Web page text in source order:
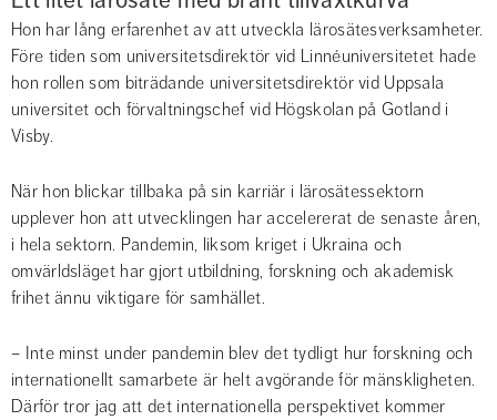
Hon har lång erfarenhet av att utveckla lärosätesverksamheter.
Före tiden som universitetsdirektör vid Linnéuniversitetet hade
hon rollen som biträdande universitetsdirektör vid Uppsala
universitet och förvaltningschef vid Högskolan på Gotland i
Visby.
När hon blickar tillbaka på sin karriär i lärosätessektorn
upplever hon att utvecklingen har accelererat de senaste åren,
i hela sektorn. Pandemin, liksom kriget i Ukraina och
omvärldsläget har gjort utbildning, forskning och akademisk
frihet ännu viktigare för samhället.
– Inte minst under pandemin blev det tydligt hur forskning och
internationellt samarbete är helt avgörande för mänskligheten.
Därför tror jag att det internationella perspektivet kommer